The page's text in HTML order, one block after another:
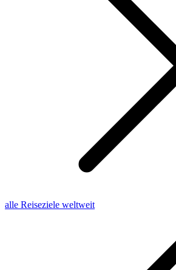
alle Reiseziele weltweit